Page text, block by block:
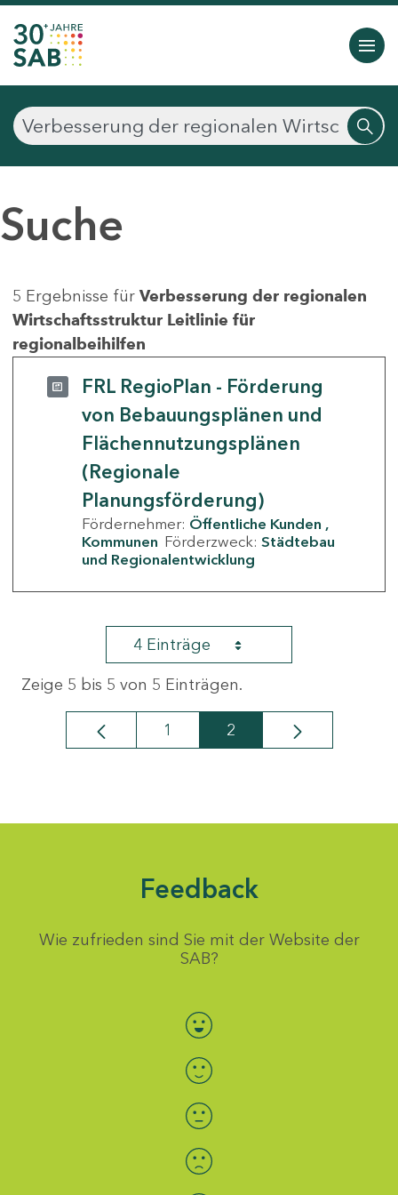
Suche
5 Ergebnisse für Verbesserung der regionalen
Wirtschaftsstruktur Leitlinie für
regionalbeihilfen
FRL RegioPlan - Förderung
von Bebauungsplänen und
Flächennutzungsplänen
(Regionale
Planungsförderung)
Fördernehmer: Öffentliche Kunden
Kommunen Förderzweck: Städtebau
und Regionalentwicklung
4 Einträge
Zeige 5 bis 5 von 5 Einträgen.
Seite
1 Seite
2
Feedback
Wie zufrieden sind Sie mit der Website der
SAB?
Bewertung auswählen